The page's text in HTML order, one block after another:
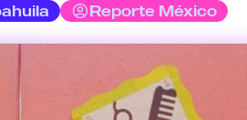
Reporte México
Enviar comentario